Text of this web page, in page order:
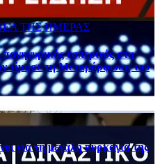
ΤΗΣ ΗΜΕΡΑΣ
εσπερινός στη
τίμησε τη Μεταμόρφωση του
για τη μεγάλη πυρκαγιά της